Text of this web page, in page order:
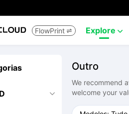
FlowPrint  Explore 

Outro
We recommend
welcome your